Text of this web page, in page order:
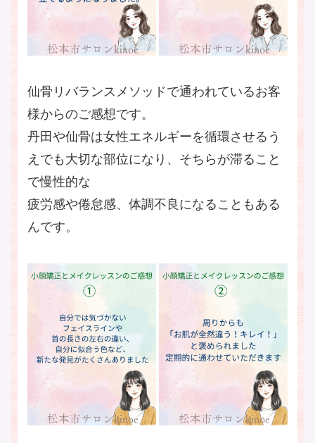
仙骨リバランスメソッドで通われているお客
様からのご感想です。
丹田や仙骨は女性エネルギーを循環させるう
えでも大切な部位になり、そちらが滞ること
で慢性的な
疲労感や倦怠感、体調不良になることもある
んです。